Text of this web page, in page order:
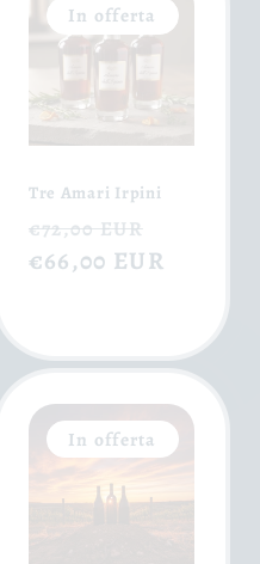
In offerta
Tre Amari Irpini
Prezzo
di
€72,00 EUR
scontato
€66,00 EUR
In offerta